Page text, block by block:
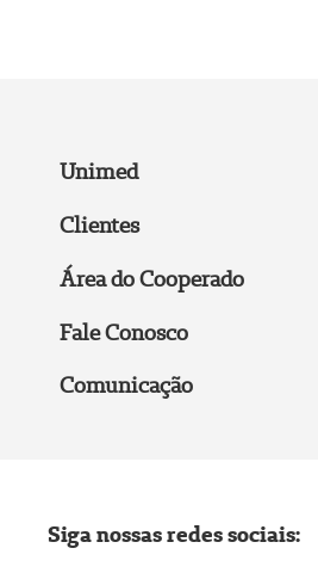
Unimed
Clientes
Área do Cooperado
Fale Conosco
Comunicação
Siga nossas redes sociais: